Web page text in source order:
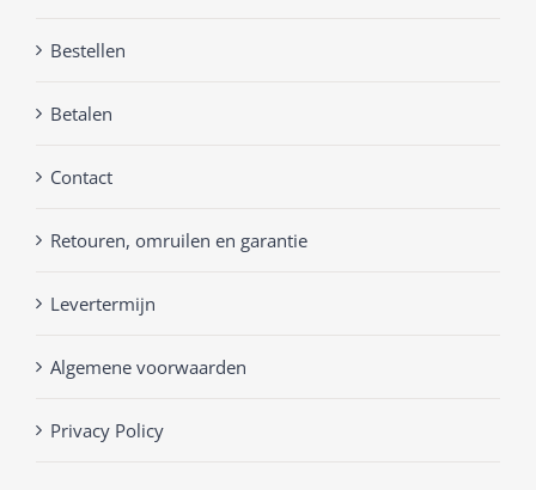
Bestellen
Betalen
Contact
Retouren, omruilen en garantie
Levertermijn
Algemene voorwaarden
Privacy Policy